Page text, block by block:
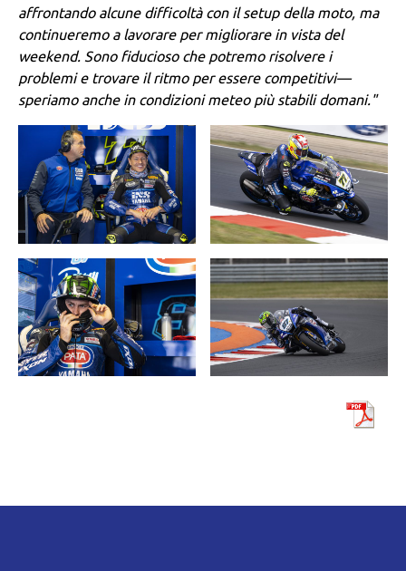
affrontando alcune difficoltà con il setup della moto, ma
continueremo a lavorare per migliorare in vista del
weekend. Sono fiducioso che potremo risolvere i
problemi e trovare il ritmo per essere competitivi—
speriamo anche in condizioni meteo più stabili domani."